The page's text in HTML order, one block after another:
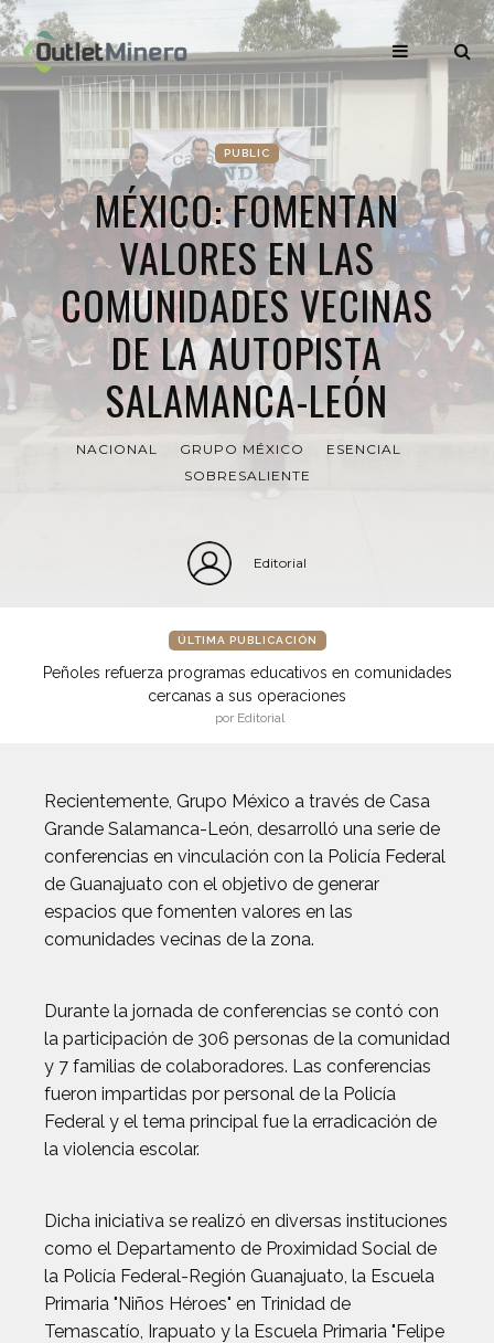
PUBLIC
MÉXICO: FOMENTAN
VALORES EN LAS
COMUNIDADES VECINAS
DE LA AUTOPISTA
SALAMANCA-LEÓN
NACIONAL GRUPO MÉXICO
ESENCIAL
SOBRESALIENTE
Editorial
ÚLTIMA PUBLICACIÓN
Peñoles refuerza programas educativos en comunidades
cercanas a sus operaciones
por Editorial
Recientemente, Grupo México a través de Casa
Grande Salamanca-León, desarrolló una serie de
conferencias en vinculación con la Policía Federal
de Guanajuato con el objetivo de generar
espacios que fomenten valores en las
comunidades vecinas de la zona.
Durante la jornada de conferencias se contó con
la participación de 306 personas de la comunidad
y 7 familias de colaboradores. Las conferencias
fueron impartidas por personal de la Policía
Federal y el tema principal fue la erradicación de
la violencia escolar.
Dicha iniciativa se realizó en diversas instituciones
como el Departamento de Proximidad Social de
la Policía Federal-Región Guanajuato, la Escuela
Primaria "Niños Héroes" en Trinidad de
Temascatío, Irapuato y la Escuela Primaria "Felipe